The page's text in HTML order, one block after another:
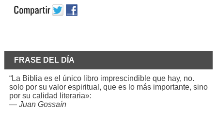
FRASE DEL DÍA
“La Biblia es el único libro imprescindible que hay, no.
solo por su valor espiritual, que es lo más importante, sino
por su calidad literaria»:
— Juan Gossaín